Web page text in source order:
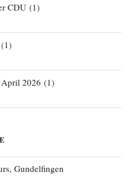
CDU(1)
1)
April 2026 (1)
Gundelfingen